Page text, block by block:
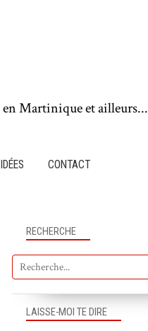
en Martinique et ailleurs...
CONTACT
RECHERCHE
LAISSE-MOI TE DIRE